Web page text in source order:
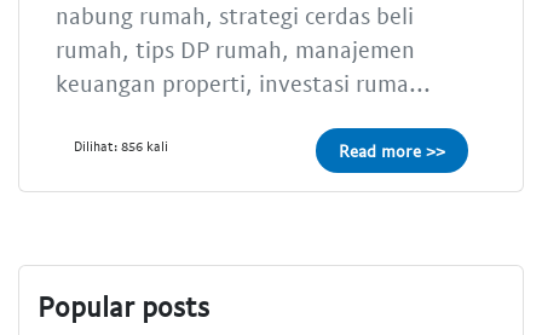
nabung rumah, strategi cerdas beli
rumah, tips DP rumah, manajemen
keuangan properti, investasi ruma...
Dilihat: 856 kali Read more >>
Popular posts